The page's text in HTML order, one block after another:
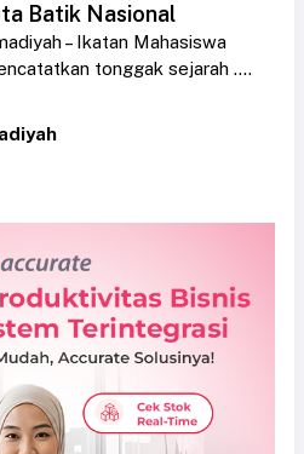
Batik Nasional
– Ikatan Mahasiswa
tonggak sejarah ....